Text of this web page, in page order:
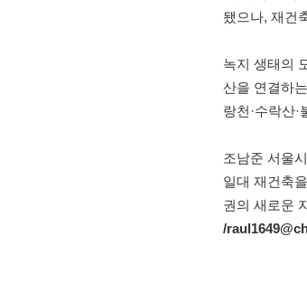
됐으나, 재건
녹지 생태의
산을 연결하
랑천·수락산
조남준 서울
일대 재건축
권의 새로운
/